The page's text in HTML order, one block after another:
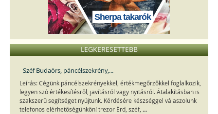
Sherpa takarók
LEGKERESETTEBB
Széf Budaörs, páncélszekrény,...
Leírás: Cégünk páncélszekrényekkel, értékmegőrzőkkel foglalkozik,
legyen szó értékesítésről, javításról vagy nyitásról. Átalakításban is
szakszerű segítséget nyújtunk. Kérdésére készséggel válaszolunk
telefonos elérhetőségünkön! trezor Érd, széf, ...